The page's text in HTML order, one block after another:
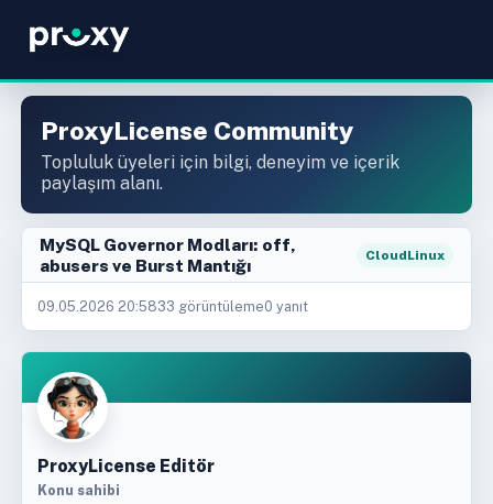
ProxyLicense Community
Topluluk üyeleri için bilgi, deneyim ve içerik
paylaşım alanı.
MySQL Governor Modları: off,
abusers ve Burst Mantığı
CloudLinux
09.05.2026 20:5833 görüntüleme0 yanıt
ProxyLicense Editör
Konu sahibi